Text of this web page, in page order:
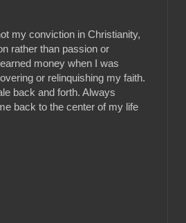
my conviction in Christianity,
rather than passion or
money when I was
or relinquishing my faith.
back and forth. Always
back to the center of my life